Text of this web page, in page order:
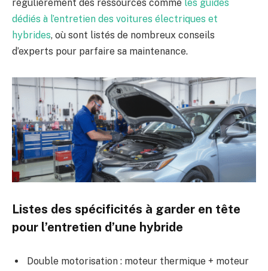
régulièrement des ressources comme les guides
dédiés à l’entretien des voitures électriques et
hybrides, où sont listés de nombreux conseils
d’experts pour parfaire sa maintenance.
Listes des spécificités à garder en tête
pour l’entretien d’une hybride
Double motorisation : moteur thermique + moteur